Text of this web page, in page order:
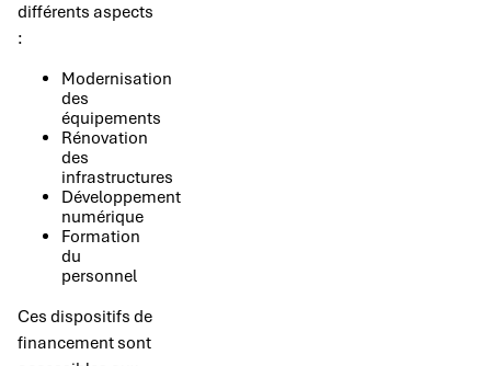
différents aspects
:
Modernisation
des
équipements
Rénovation
des
infrastructures
Développement
numérique
Formation
du
personnel
Ces dispositifs de
financement sont